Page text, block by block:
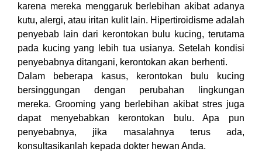
karena mereka menggaruk berlebihan akibat adanya
kutu, alergi, atau iritan kulit lain. Hipertiroidisme adalah
penyebab lain dari kerontokan bulu kucing, terutama
pada kucing yang lebih tua usianya. Setelah kondisi
penyebabnya ditangani, kerontokan akan berhenti.
Dalam beberapa kasus, kerontokan bulu kucing
bersinggungan dengan perubahan lingkungan
mereka. Grooming yang berlebihan akibat stres juga
dapat menyebabkan kerontokan bulu. Apa pun
penyebabnya, jika masalahnya terus ada,
konsultasikanlah kepada dokter hewan Anda.